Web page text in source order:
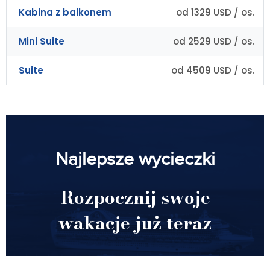
Kabina z balkonem od 1329 USD / os.
Mini Suite od 2529 USD / os.
Suite od 4509 USD / os.
Najlepsze wycieczki
Rozpocznij swoje
wakacje już teraz